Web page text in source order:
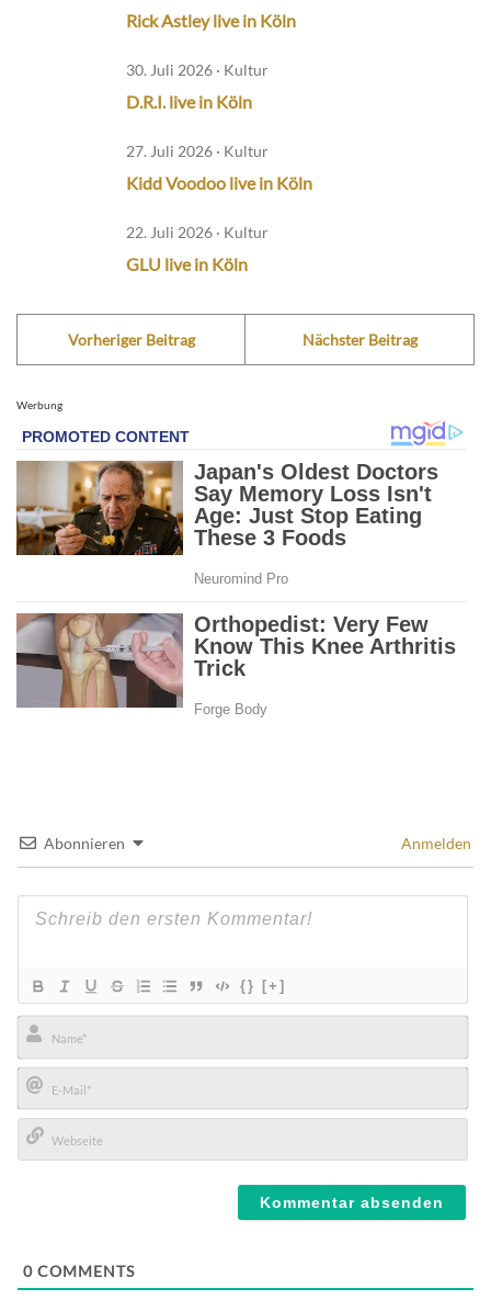
Rick Astley live in Köln
30. Juli 2026 · Kultur
D.R.I. live in Köln
27. Juli 2026 · Kultur
Kidd Voodoo live in Köln
22. Juli 2026 · Kultur
GLU live in Köln
Vorheriger Beitrag Nächster Beitrag
Werbung
Abonnieren Anmelden
{} [+]
Name*
E-
Mail*
0 COMMENTS